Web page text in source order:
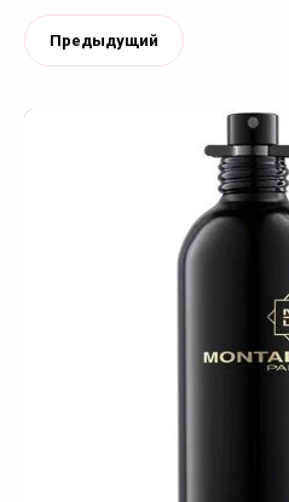
Предыдущий